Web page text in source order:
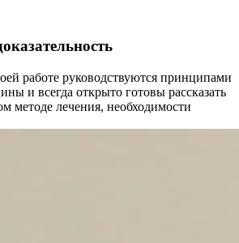
работе руководствуются принципами
и всегда открыто готовы рассказать
методе лечения, необходимости